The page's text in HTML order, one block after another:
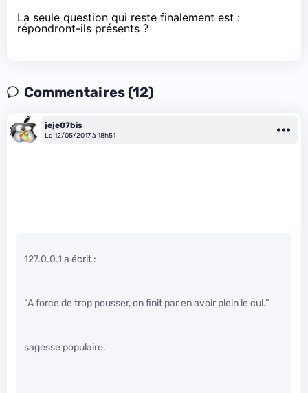
La seule question qui reste finalement est :
répondront-ils présents ?
Commentaires (12)
jeje07bis
Le 12/05/2017 à 18h51
127.0.0.1 a écrit :
“A force de trop pousser, on finit par en avoir plein le cul.”
sagesse populaire.